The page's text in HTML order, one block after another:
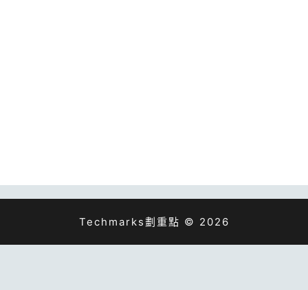
Techmarks劃重點 © 2026